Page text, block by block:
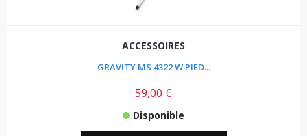
ACCESSOIRES
GRAVITY MS 4322 W PIED...
59,00 €
Disponible